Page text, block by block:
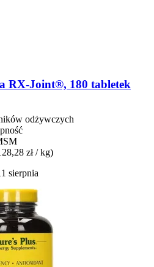
RX-​Joint®, 180 tabletek
odżywczych
zł / kg)
sierpnia